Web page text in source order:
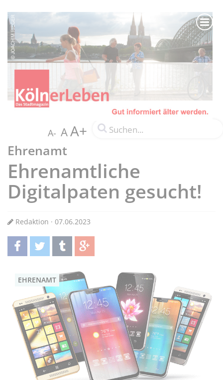
A- AA+
Ehrenamt
Ehrenamtliche
Digitalpaten gesucht!
Redaktion · 07.06.2023
EHRENAMT